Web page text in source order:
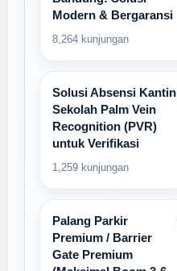
Modern & Bergaransi
8,264 kunjungan
Solusi Absensi Kantin
Sekolah Palm Vein
Recognition (PVR)
untuk Verifikasi
1,259 kunjungan
Palang Parkir
Premium / Barrier
Gate Premium